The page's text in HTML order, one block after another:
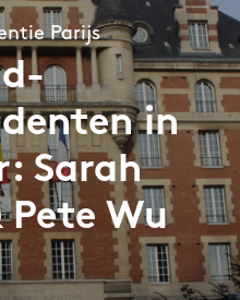
Parijs
in
Sarah
Pete Wu